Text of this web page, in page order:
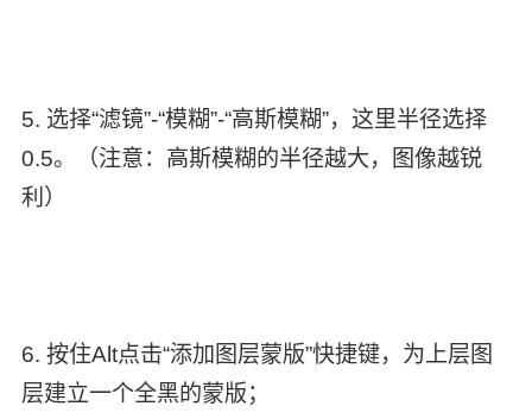
5. 选择“滤镜”-“模糊”-“高斯模糊”，这里半径选择
0.5。（注意：高斯模糊的半径越大，图像越锐
利）
6. 按住Alt点击“添加图层蒙版”快捷键，为上层图
层建立一个全黑的蒙版；